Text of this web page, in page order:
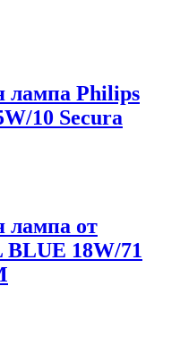
лампа Philips
10 Secura
лампа от
18W/71